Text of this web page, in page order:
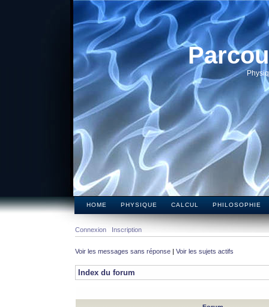
HOME PHYSIQUE CALCUL PHILOSOPHIE
Connexion Inscription
Voir les messages sans réponse | Voir les sujets actifs
Index du forum